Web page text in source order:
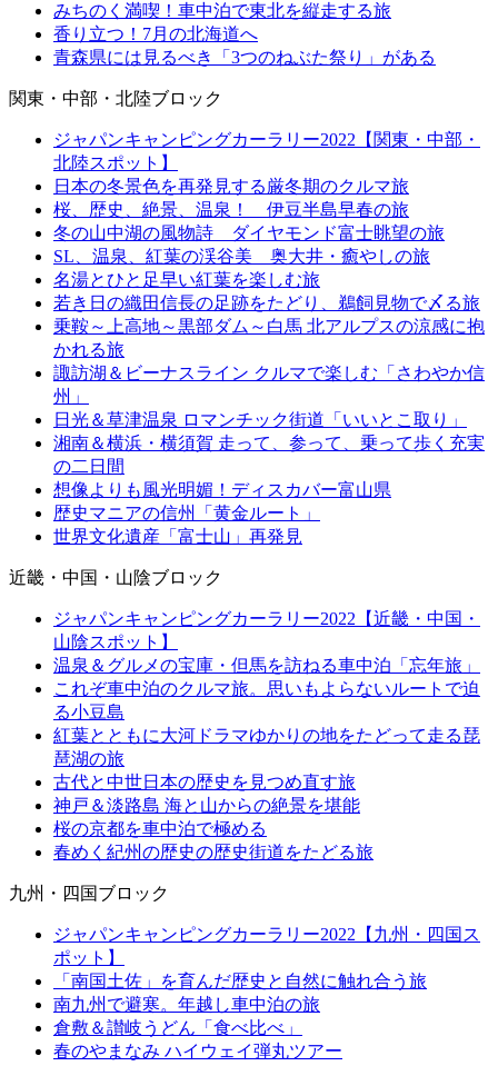
みちのく満喫！車中泊で東北を縦走する旅
香り立つ！7月の北海道へ
青森県には見るべき「3つのねぶた祭り」がある
関東・中部・北陸ブロック
ジャパンキャンピングカーラリー2022【関東・中部・
北陸スポット】
日本の冬景色を再発見する厳冬期のクルマ旅
桜、歴史、絶景、温泉！ 伊豆半島早春の旅
冬の山中湖の風物詩 ダイヤモンド富士眺望の旅
SL、温泉、紅葉の渓谷美 奥大井・癒やしの旅
名湯とひと足早い紅葉を楽しむ旅
若き日の織田信長の足跡をたどり、鵜飼見物で〆る旅
乗鞍～上高地～黒部ダム～白馬 北アルプスの涼感に抱
かれる旅
諏訪湖＆ビーナスライン クルマで楽しむ「さわやか信
州」
日光＆草津温泉 ロマンチック街道「いいとこ取り」
湘南＆横浜・横須賀 走って、参って、乗って歩く充実
の二日間
想像よりも風光明媚！ディスカバー富山県
歴史マニアの信州「黄金ルート」
世界文化遺産「富士山」再発見
近畿・中国・山陰ブロック
ジャパンキャンピングカーラリー2022【近畿・中国・
山陰スポット】
温泉＆グルメの宝庫・但馬を訪ねる車中泊「忘年旅」
これぞ車中泊のクルマ旅。思いもよらないルートで迫
る小豆島
紅葉とともに大河ドラマゆかりの地をたどって走る琵
琶湖の旅
古代と中世日本の歴史を見つめ直す旅
神戸＆淡路島 海と山からの絶景を堪能
桜の京都を車中泊で極める
春めく紀州の歴史の歴史街道をたどる旅
九州・四国ブロック
ジャパンキャンピングカーラリー2022【九州・四国ス
ポット】
「南国土佐」を育んだ歴史と自然に触れ合う旅
南九州で避寒。年越し車中泊の旅
倉敷＆讃岐うどん「食べ比べ」
春のやまなみ ハイウェイ弾丸ツアー